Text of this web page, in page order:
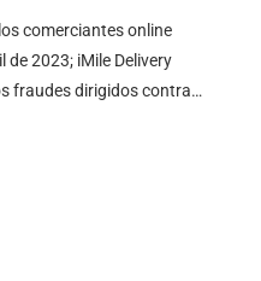
comerciantes online
de 2023; iMile Delivery
fraudes dirigidos contra